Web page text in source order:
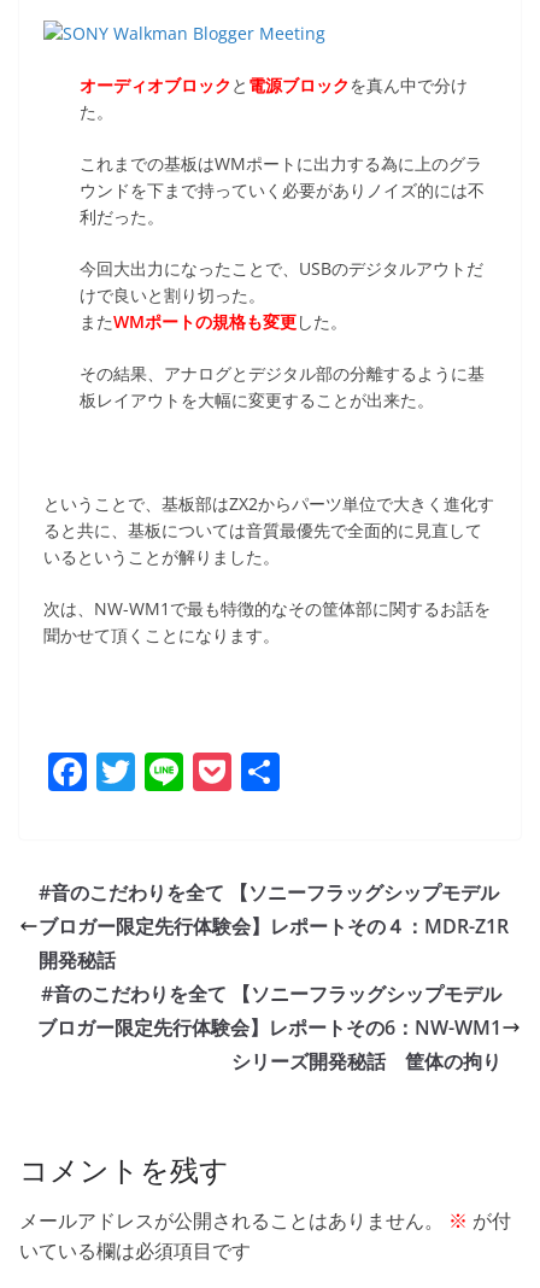
オーディオブロック と 電源ブロックを真ん中で分け
た。
これまでの基板はWMポートに出力する為に上のグラ
ウンドを下まで持っていく必要がありノイズ的には不
利だった。
今回大出力になったことで、USBのデジタルアウトだ
けで良いと割り切った。
またWMポートの規格も変更した。
その結果、アナログとデジタル部の分離するように基
板レイアウトを大幅に変更することが出来た。
ということで、基板部はZX2からパーツ単位で大きく進化す
ると共に、基板については音質最優先で全面的に見直して
いるということが解りました。
次は、NW-WM1で最も特徴的なその筐体部に関するお話を
聞かせて頂くことになります。
F
e
b
o
o
k
T
er
Li P
et
#音のこだわりを全て 【ソニーフラッグシップモデル
ブロガー限定先行体験会】レポートその４：MDR-Z1R
開発秘話
#音のこだわりを全て 【ソニーフラッグシップモデル
ブロガー限定先行体験会】レポートその6：NW-WM1
シリーズ開発秘話 筐体の拘り
コメントを残す
メールアドレスが公開されることはありません。 ※ が付
いている欄は必須項目です